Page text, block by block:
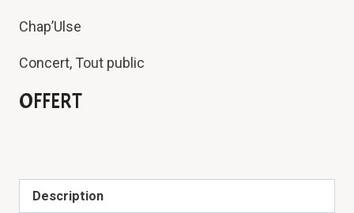
Chap’Ulse
Concert, Tout public
OFFERT
Description